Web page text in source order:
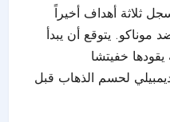
ثلاثة أهداف أخيراً
يتوقع أن يبدأ
يقودها خفيتشا
لحسم الذهاب قبل